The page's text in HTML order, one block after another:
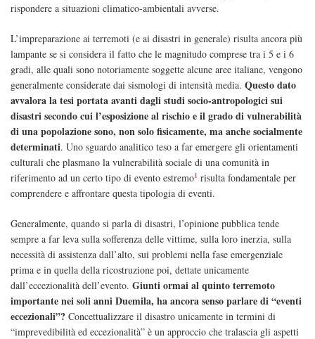
rispondere a situazioni climatico-ambientali avverse.
L’impreparazione ai terremoti (e ai disastri in generale) risulta ancora più
lampante se si considera il fatto che le magnitudo comprese tra i 5 e i 6
gradi, alle quali sono notoriamente soggette alcune aree italiane, vengono
generalmente considerate dai sismologi di intensità media. Questo dato
avvalora la tesi portata avanti dagli studi socio-antropologici sui
disastri secondo cui l’esposizione al rischio e il grado di vulnerabilità
di una popolazione sono, non solo fisicamente, ma anche socialmente
determinati. Uno sguardo analitico teso a far emergere gli orientamenti
culturali che plasmano la vulnerabilità sociale di una comunità in
riferimento ad un certo tipo di evento estremo1 risulta fondamentale per
comprendere e affrontare questa tipologia di eventi.
Generalmente, quando si parla di disastri, l’opinione pubblica tende
sempre a far leva sulla sofferenza delle vittime, sulla loro inerzia, sulla
necessità di assistenza dall’alto, sui problemi nella fase emergenziale
prima e in quella della ricostruzione poi, dettate unicamente
dall’eccezionalità dell’evento. Giunti ormai al quinto terremoto
importante nei soli anni Duemila, ha ancora senso parlare di “eventi
eccezionali”? Concettualizzare il disastro unicamente in termini di
“imprevedibilità ed eccezionalità” è un approccio che tralascia gli aspetti